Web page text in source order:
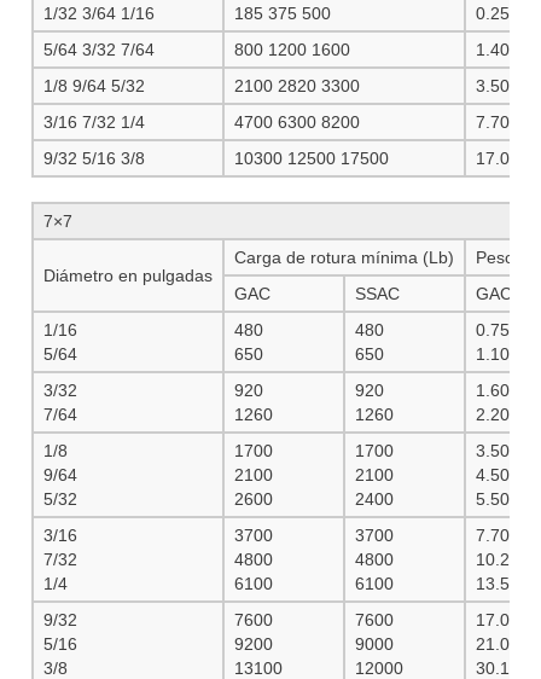
1/32 3/64 1/16 185 375 500
0.25
5/64 3/32 7/64
800 1200 1600
1.40
1/8 9/64 5/32
2100 2820 3300
3.50
3/16 7/32 1/4
4700 6300 8200
7.70
9/32 5/16 3/8
10300 12500 17500 17.0
7×7
Diámetro en pulgadas
Carga de rotura mínima (Lb)
Peso
GAC
SSAC
GAC &
1/16
5/64
480
650
480
650
0.75
1.10
3/32
7/64
920
1260
920
1260
1.60
2.20
1/8
9/64
5/32
1700
2100
2600
1700
2100
2400
3.50
4.50
5.50
3/16
7/32
1/4
3700
4800
6100
3700
4800
6100
7.70
10.2
13.5
9/32
5/16
3/8
7600
9200
13100
7600
9000
12000
17.0
21.0
30.1